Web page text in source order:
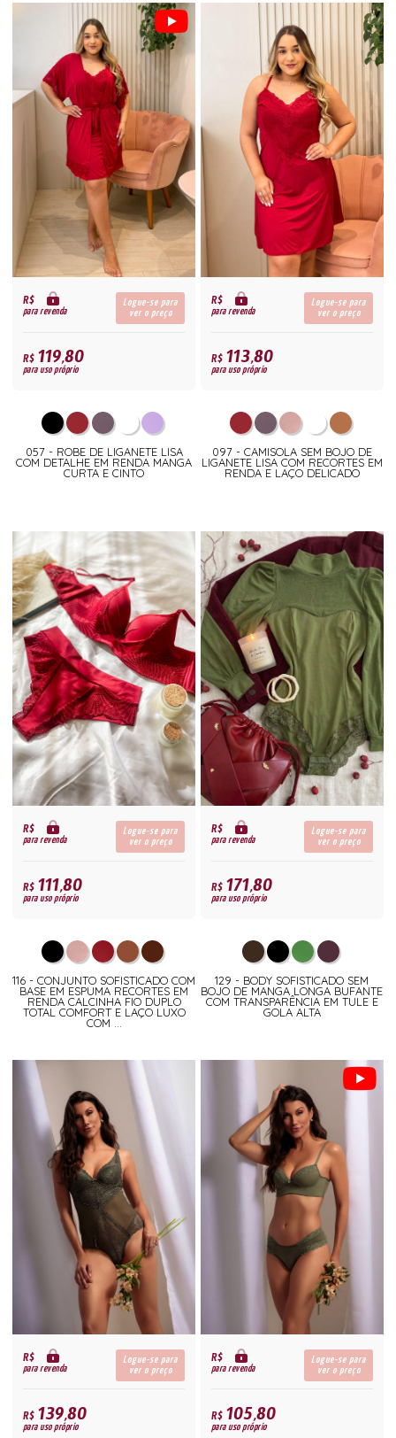
R$
para revenda
Logue-se para
ver o preço
R$119,80
para uso próprio
057 - ROBE DE LIGANETE LISA
COM DETALHE EM RENDA MANGA
CURTA E CINTO
R$
para revenda
Logue-se para
ver o preço
R$113,80
para uso próprio
097 - CAMISOLA SEM BOJO DE
LIGANETE LISA COM RECORTES EM
RENDA E LAÇO DELICADO
R$
para revenda
Logue-se para
ver o preço
R$111,80
para uso próprio
116 - CONJUNTO SOFISTICADO COM
BASE EM ESPUMA RECORTES EM
RENDA CALCINHA FIO DUPLO
TOTAL COMFORT E LAÇO LUXO
COM ...
R$
para revenda
Logue-se para
ver o preço
R$171,80
para uso próprio
129 - BODY SOFISTICADO SEM
BOJO DE MANGA LONGA BUFANTE
COM TRANSPARÊNCIA EM TULE E
GOLA ALTA
R$
para revenda
Logue-se para
ver o preço
R$139,80
para uso próprio
R$
para revenda
Logue-se para
ver o preço
R$105,80
para uso próprio